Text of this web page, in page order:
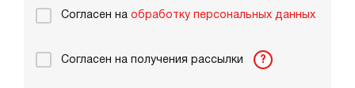
Согласен на обработку персональных данных
Согласен на получения рассылки ?